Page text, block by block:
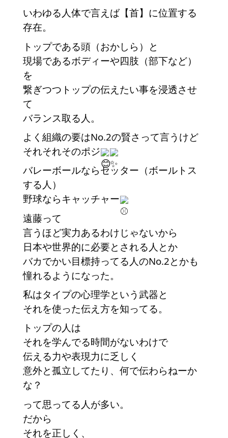
いわゆる人体で言えば【首】に位置する
存在。
トップである頭（おかしら）と
現場であるボディーや四肢（部下など）
を
繋ぎつつトップの伝えたい事を浸透させ
て
バランス取る人。
よく組織の要はNo.2の賢さって言うけど
それそれそのポジ
バレーボールならセッター（ボールトス
する人）
野球ならキャッチャー
遠藤って
言うほど実力あるわけじゃないから
日本や世界的に必要とされる人とか
バカでかい目標持ってる人のNo.2とかも
憧れるようになった。
私はタイプの心理学という武器と
それを使った伝え方を知ってる。
トップの人は
それを学んでる時間がないわけで
伝える力や表現力に乏しく
意外と孤立してたり、何で伝わらねーか
な？
って思ってる人が多い。
だから
それを正しく、